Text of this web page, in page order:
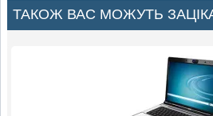
ТАКОЖ ВАС МОЖУТЬ